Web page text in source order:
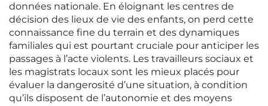
données nationale. En éloignant les centres de
décision des lieux de vie des enfants, on perd cette
connaissance fine du terrain et des dynamiques
familiales qui est pourtant cruciale pour anticiper les
passages à l’acte violents. Les travailleurs sociaux et
les magistrats locaux sont les mieux placés pour
évaluer la dangerosité d’une situation, à condition
qu’ils disposent de l’autonomie et des moyens